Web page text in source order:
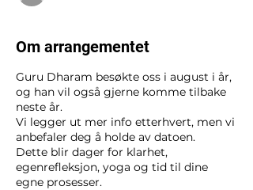
Om arrangementet
Guru Dharam besøkte oss i august i år,
og han vil også gjerne komme tilbake
neste år.
Vi legger ut mer info etterhvert, men vi
anbefaler deg å holde av datoen.
Dette blir dager for klarhet,
egenrefleksjon, yoga og tid til dine
egne prosesser.